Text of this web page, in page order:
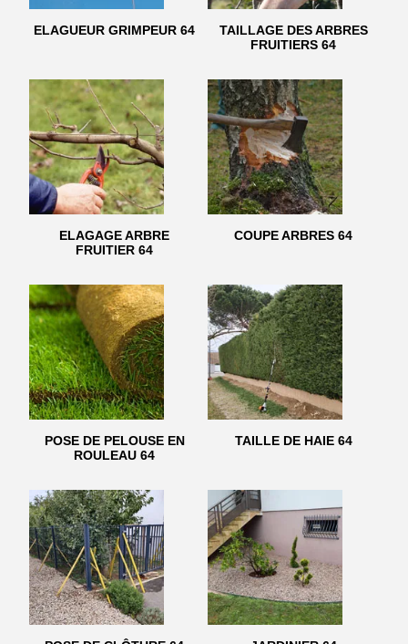
ELAGUEUR GRIMPEUR 64
TAILLAGE DES ARBRES
FRUITIERS 64
ELAGAGE ARBRE
FRUITIER 64
COUPE ARBRES 64
POSE DE PELOUSE EN
ROULEAU 64
TAILLE DE HAIE 64